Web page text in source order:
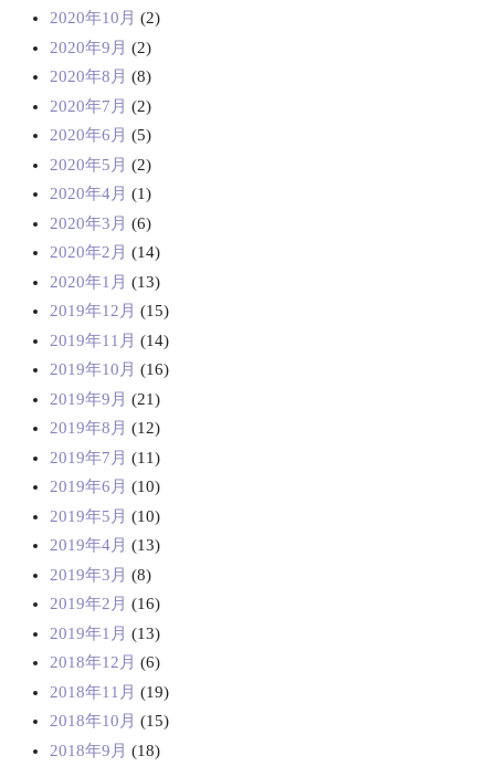
2020年10月 (2)
2020年9月 (2)
2020年8月 (8)
2020年7月 (2)
2020年6月 (5)
2020年5月 (2)
2020年4月 (1)
2020年3月 (6)
2020年2月 (14)
2020年1月 (13)
2019年12月 (15)
2019年11月 (14)
2019年10月 (16)
2019年9月 (21)
2019年8月 (12)
2019年7月 (11)
2019年6月 (10)
2019年5月 (10)
2019年4月 (13)
2019年3月 (8)
2019年2月 (16)
2019年1月 (13)
2018年12月 (6)
2018年11月 (19)
2018年10月 (15)
2018年9月 (18)